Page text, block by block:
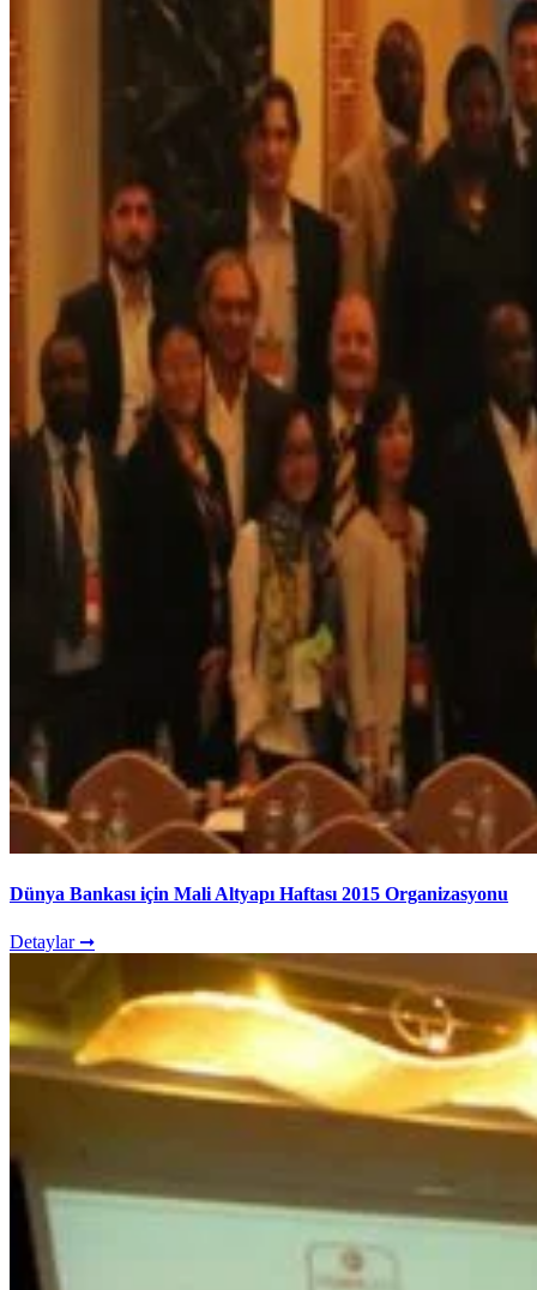
Dünya Bankası için Mali Altyapı Haftası 2015 Organizasyonu
Detaylar ➞